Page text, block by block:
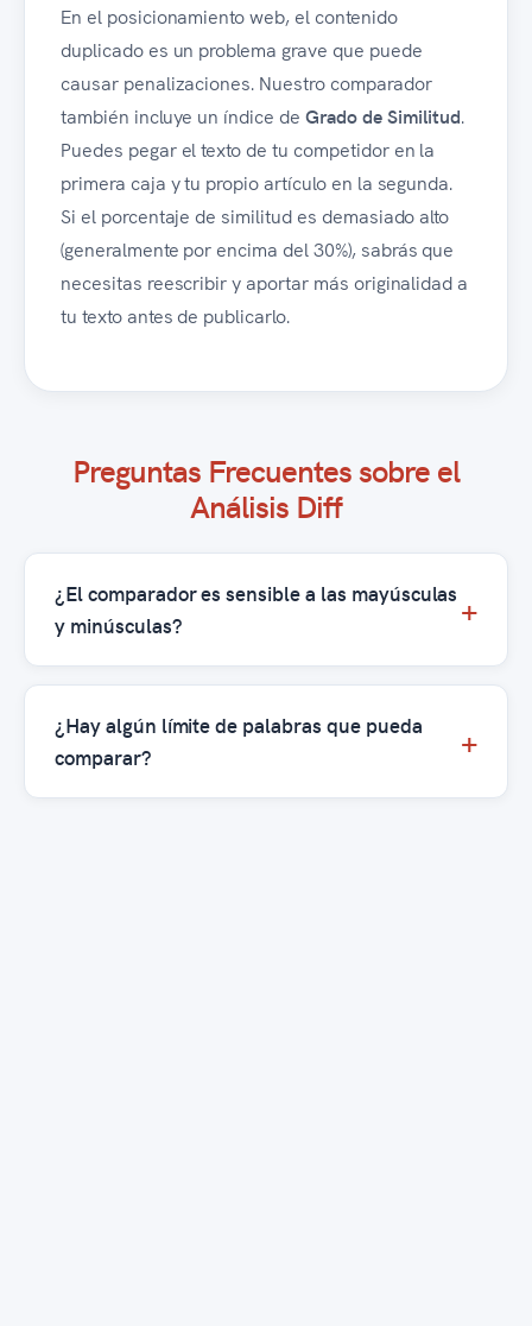
En el posicionamiento web, el contenido
duplicado es un problema grave que puede
causar penalizaciones. Nuestro comparador
también incluye un índice de Grado de Similitud.
Puedes pegar el texto de tu competidor en la
primera caja y tu propio artículo en la segunda.
Si el porcentaje de similitud es demasiado alto
(generalmente por encima del 30%), sabrás que
necesitas reescribir y aportar más originalidad a
tu texto antes de publicarlo.
Preguntas Frecuentes sobre el
Análisis Diff
¿El comparador es sensible a las mayúsculas
y minúsculas?
¿Hay algún límite de palabras que pueda
comparar?